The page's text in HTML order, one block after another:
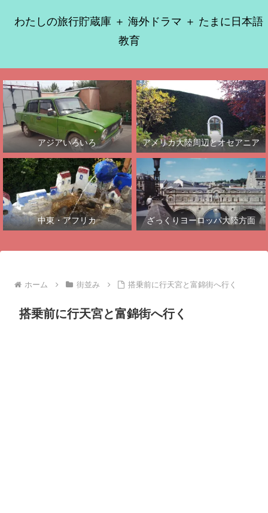
わたしの旅行貯蔵庫 ＋ 海外ドラマ ＋ たまに日本語
教育
アジアいろいろ アメリカ大陸周辺とオセアニア
中東・アフリカ ざっくりヨーロッパ大陸方面
ホーム 街並み 搭乗前に行天宮と富錦街へ行く
搭乗前に行天宮と富錦街へ行く